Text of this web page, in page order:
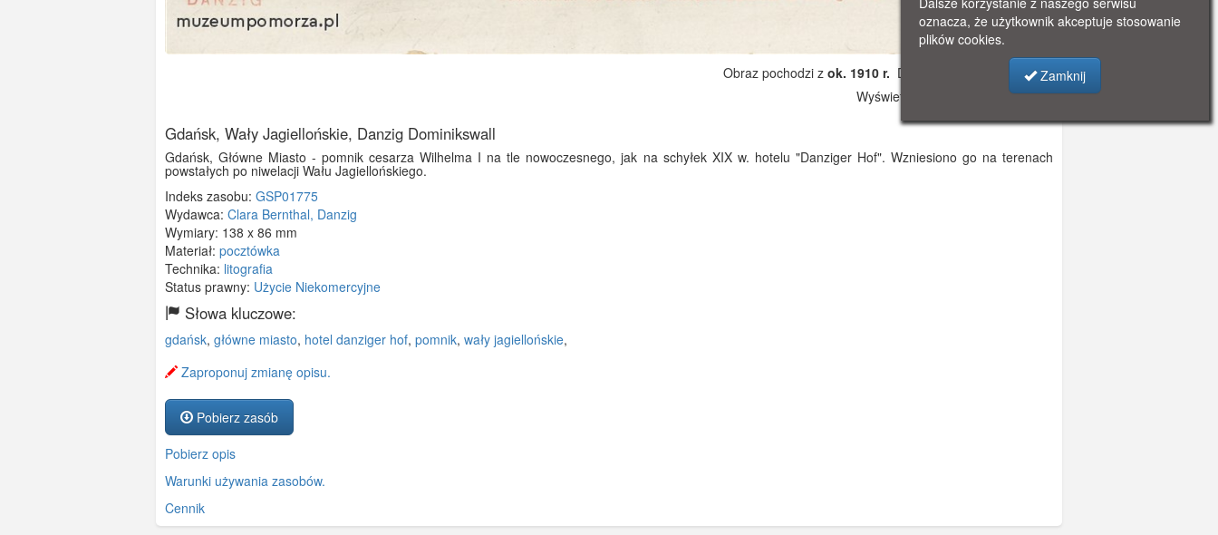
Obraz pochodzi z ok. 1910 r. Dodano: 2019-11-06 17:25
Wyświetlono: 6718
Gdańsk, Wały Jagiellońskie, Danzig Dominikswall
Gdańsk, Główne Miasto - pomnik cesarza Wilhelma I na tle nowoczesnego, jak na schyłek XIX w. hotelu "Danziger Hof". Wzniesiono go na terenach
powstałych po niwelacji Wału Jagiellońskiego.
Indeks zasobu: GSP01775
Wydawca: Clara Bernthal, Danzig
Wymiary: 138 x 86 mm
Materiał: pocztówka
Technika: litografia
Status prawny: Użycie Niekomercyjne
Słowa kluczowe:
gdańsk, główne miasto, hotel danziger hof, pomnik, wały jagiellońskie,
Zaproponuj zmianę opisu.
Pobierz zasób
Pobierz opis
Warunki używania zasobów.
Cennik
oznacza, że użytkownik akceptuje stosowanie
plików cookies.
Zamknij